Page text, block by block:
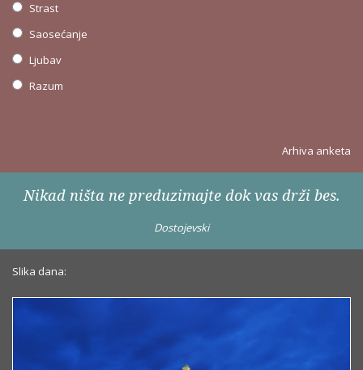
Strast
Saosećanje
Ljubav
Razum
Arhiva anketa
Nikad ništa ne preduzimajte dok vas drži bes.
Dostojevski
Slika dana: